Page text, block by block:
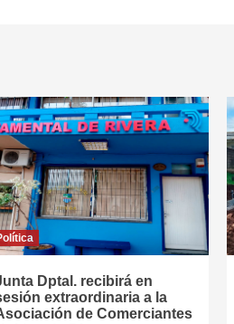
Dptal. recibirá en
extraordinaria a la
de Comerciantes